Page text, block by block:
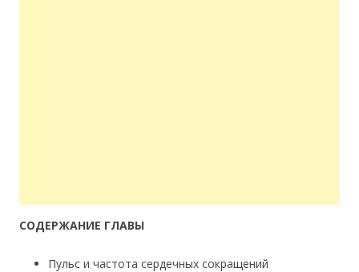
СОДЕРЖАНИЕ ГЛАВЫ
Пульс и частота сердечных сокращений